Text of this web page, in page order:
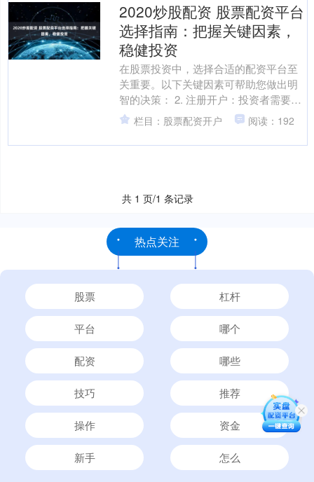
2020炒股配资 股票配资平台
选择指南：把握关键因素，
稳健投资
在股票投资中，选择合适的配资平台至
关重要。以下关键因素可帮助您做出明
智的决策： 2. 注册开户：投资者需要在
选定的配资平台上进行注册开户。在注
册过程中，需要提供....
栏目：股票配资开户 阅读：192
共 1 页/1 条记录
热点关注
股票 杠杆
平台 哪个
配资 哪些
技巧 推荐
操作 资金
新手 怎么